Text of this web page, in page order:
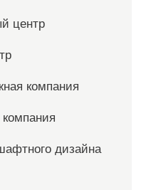
центр
компания
дизайна